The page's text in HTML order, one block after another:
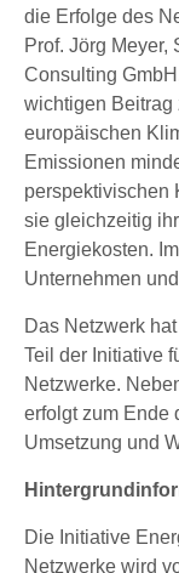
die Erfolge des
Prof. Jörg Meyer,
Consulting
wichtigen Beitrag
europäischen
Emissionen
perspektivischen
sie gleichzeitig
Energiekosten.
Unternehmen
Das Netzwerk
Teil der Initiative
Netzwerke.
erfolgt zum Ende
Umsetzung und
Die Initiative
Netzwerke wird